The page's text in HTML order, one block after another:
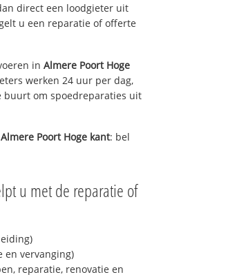
direct een loodgieter uit
u een reparatie of offerte
in Almere Poort Hoge
werken 24 uur per dag,
buurt om spoedreparaties uit
Almere Poort Hoge kant: bel
u met de reparatie of
en vervanging)
reparatie, renovatie en